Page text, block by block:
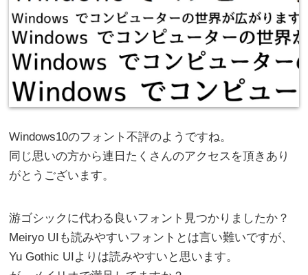
Windows10のフォント不評のようですね。
同じ思いの方から連日たくさんのアクセスを頂きあり
がとうございます。
游ゴシックに代わる良いフォント見つかりましたか？
Meiryo UIも読みやすいフォントとは言い難いですが、
Yu Gothic UIよりは読みやすいと思います。